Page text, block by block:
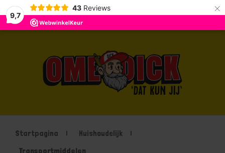
9,7
43 Reviews ×
Startpagina
Huishoudelijk
Transportmiddelen